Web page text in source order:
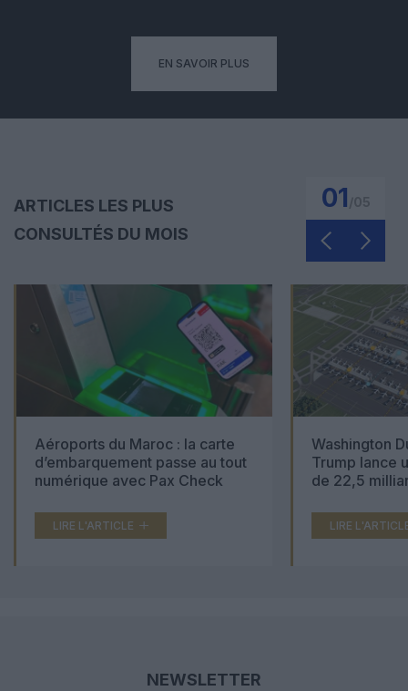
EN SAVOIR PLUS
ARTICLES LES PLUS
CONSULTÉS DU MOIS
01
Aéroports du Maroc : la carte
d’embarquement passe au tout
numérique avec Pax Check
LIRE L'ARTICLE
Washington
Trump lance
de 22,5
LIRE
NEWSLETTER